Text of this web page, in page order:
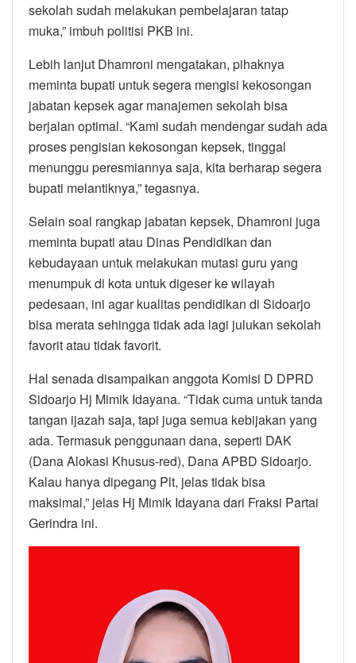
sekolah sudah melakukan pembelajaran tatap
muka,” imbuh politisi PKB ini.
Lebih lanjut Dhamroni mengatakan, pihaknya
meminta bupati untuk segera mengisi kekosongan
jabatan kepsek agar manajemen sekolah bisa
berjalan optimal. “Kami sudah mendengar sudah ada
proses pengisian kekosongan kepsek, tinggal
menunggu peresmiannya saja, kita berharap segera
bupati melantiknya,” tegasnya.
Selain soal rangkap jabatan kepsek, Dhamroni juga
meminta bupati atau Dinas Pendidikan dan
kebudayaan untuk melakukan mutasi guru yang
menumpuk di kota untuk digeser ke wilayah
pedesaan, ini agar kualitas pendidikan di Sidoarjo
bisa merata sehingga tidak ada lagi julukan sekolah
favorit atau tidak favorit.
Hal senada disampaikan anggota Komisi D DPRD
Sidoarjo Hj Mimik Idayana. “Tidak cuma untuk tanda
tangan ijazah saja, tapi juga semua kebijakan yang
ada. Termasuk penggunaan dana, seperti DAK
(Dana Alokasi Khusus-red), Dana APBD Sidoarjo.
Kalau hanya dipegang Plt, jelas tidak bisa
maksimal,” jelas Hj Mimik Idayana dari Fraksi Partai
Gerindra ini.